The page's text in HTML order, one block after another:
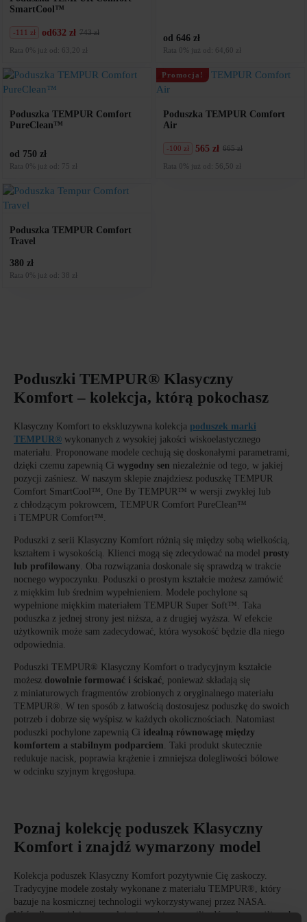
SmartCool™
od 743 zł
Pierwotna
cena
743
zł.
632 zł
Aktualna
cena
632
zł.
-111 zł
Rata 0% już od: 63,20 zł
od 646 zł
Rata 0% już od: 64,60 zł
Poduszka TEMPUR Comfort
PureClean™
od 750 zł
Rata 0% już od: 75 zł
Promocja!
Poduszka TEMPUR Comfort
Air
665 zł
Pierwotna
cena
565 zł
Aktualna
cena
-100 zł
Rata 0% już od: 56,50 zł
Poduszka TEMPUR Comfort
Travel
380 zł
Rata 0% już od: 38 zł
Poduszki TEMPUR® Klasyczny
Komfort – kolekcja, którą pokochasz
Klasyczny Komfort to ekskluzywna kolekcja poduszek marki
TEMPUR® wykonanych z wysokiej jakości wiskoelastycznego
materiału. Proponowane modele cechują się doskonałymi parametrami,
dzięki czemu zapewnią Ci wygodny sen niezależnie od tego, w jakiej
pozycji zaśniesz. W naszym sklepie znajdziesz poduszkę TEMPUR
Comfort SmartCool™, One By TEMPUR™ w wersji zwykłej lub
z chłodzącym pokrowcem, TEMPUR Comfort PureClean™
i TEMPUR Comfort™.
Poduszki z serii Klasyczny Komfort różnią się między sobą wielkością,
kształtem i wysokością. Klienci mogą się zdecydować na model prosty
lub profilowany . Oba rozwiązania doskonale się sprawdzą w trakcie
nocnego wypoczynku. Poduszki o prostym kształcie możesz zamówić
z miękkim lub średnim wypełnieniem. Modele pochylone są
wypełnione miękkim materiałem TEMPUR Super Soft™. Taka
poduszka z jednej strony jest niższa, a z drugiej wyższa. W efekcie
użytkownik może sam zadecydować, która wysokość będzie dla niego
odpowiednia.
Poduszki TEMPUR® Klasyczny Komfort o tradycyjnym kształcie
możesz dowolnie formować i ściskać , ponieważ składają się
z miniaturowych fragmentów zrobionych z oryginalnego materiału
TEMPUR®. W ten sposób z łatwością dostosujesz poduszkę do swoich
potrzeb i dobrze się wyśpisz w każdych okolicznościach. Natomiast
poduszki pochylone zapewnią Ci idealną równowagę między
komfortem a stabilnym podparciem . Taki produkt skutecznie
redukuje nacisk, poprawia krążenie i zmniejsza dolegliwości bólowe
w odcinku szyjnym kręgosłupa.
Poznaj kolekcję poduszek Klasyczny
Komfort i znajdź wymarzony model
Kolekcja poduszek Klasyczny Komfort pozytywnie Cię zaskoczy.
Tradycyjne modele zostały wykonane z materiału TEMPUR®, który
bazuje na kosmicznej technologii wykorzystywanej przez NASA.
W środku znajdziesz wypełnienie zrobione z miliardów ultrawrażliwych